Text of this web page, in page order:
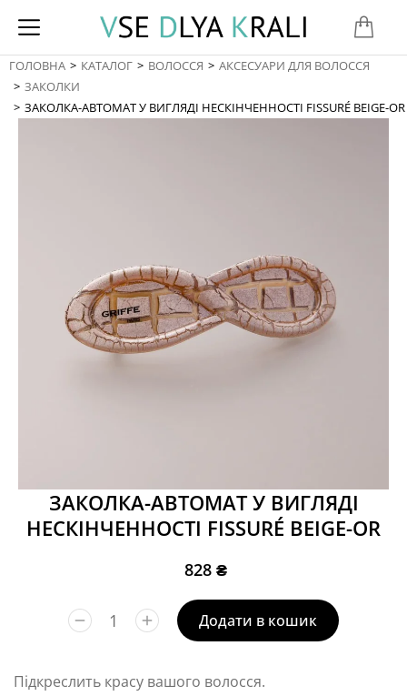
You are here:
ГОЛОВНА КАТАЛОГ ВОЛОССЯ
АКСЕСУАРИ ДЛЯ ВОЛОССЯ
ЗАКОЛКИ
ЗАКОЛКА-АВТОМАТ У ВИГЛЯДІ НЕСКІНЧЕННОСТІ FISSURÉ BEIGE-OR
ЗАКОЛКА-АВТОМАТ У ВИГЛЯДІ
НЕСКІНЧЕННОСТІ FISSURÉ BEIGE-OR
828 ₴
Додати в кошик
Підкреслить красу вашого волосся.